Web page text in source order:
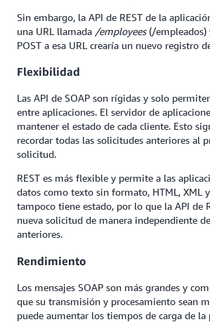
Sin embargo, la API de REST de la
una URL llamada /employees(/empleados)
POST a esa URL crearía un nuevo registro
Flexibilidad
Las API de SOAP son rígidas y solo
entre aplicaciones. El servidor de
mantener el estado de cada cliente. Esto
recordar todas las solicitudes anteriores al
solicitud.
REST es más flexible y permite a las
datos como texto sin formato, HTML, XML y
tampoco tiene estado, por lo que la API de
nueva solicitud de manera independiente
anteriores.
Rendimiento
Los mensajes SOAP son más grandes y
que su transmisión y procesamiento sean
puede aumentar los tiempos de carga de la